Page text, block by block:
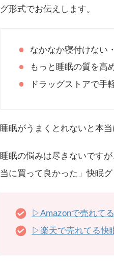
グ形式でお伝えします。
なかなか寝付けない
もっと睡眠の質を高
ドラッグストアで手
睡眠がうまくとれないと本
睡眠の悩みは尽きないです
当に買って良かった」快眠
▷Amazonで売れて
▷楽天で売れてる快